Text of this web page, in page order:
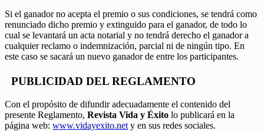
Si el ganador no acepta el premio o sus condiciones, se tendrá como
renunciado dicho premio y extinguido para el ganador, de todo lo
cual se levantará un acta notarial y no tendrá derecho el ganador a
cualquier reclamo o indemnización, parcial ni de ningún tipo. En
este caso se sacará un nuevo ganador de entre los participantes.
PUBLICIDAD DEL REGLAMENTO
Con el propósito de difundir adecuadamente el contenido del
presente Reglamento, Revista Vida y Éxito lo publicará en la
página web: www.vidayexito.net y en sus redes sociales.